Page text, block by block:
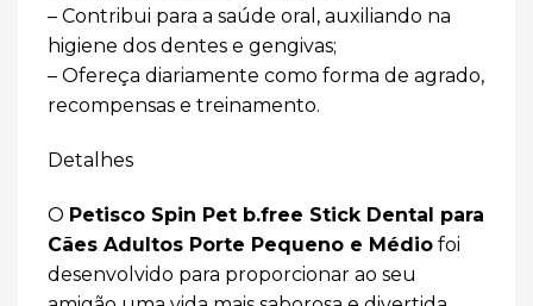
– Contribui para a saúde oral, auxiliando na
higiene dos dentes e gengivas;
– Ofereça diariamente como forma de agrado,
recompensas e treinamento.
Detalhes
O Petisco Spin Pet b.free Stick Dental para
Cães Adultos Porte Pequeno e Médio foi
desenvolvido para proporcionar ao seu